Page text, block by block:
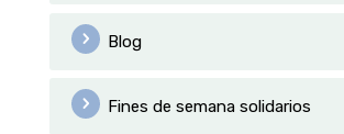
Blog
Fines de semana solidarios